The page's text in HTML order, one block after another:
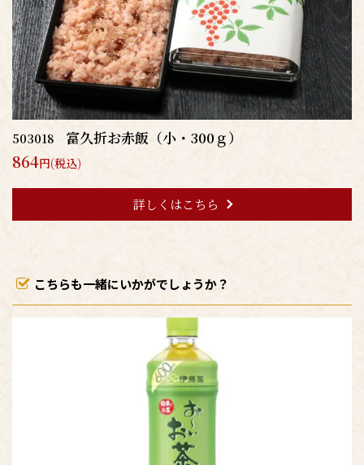
503018 富久折お赤飯（小・300ｇ）
864円(税込)
詳しくはこちら
こちらも一緒にいかがでしょうか？